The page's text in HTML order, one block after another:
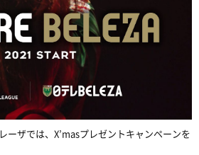
ーザでは、X’masプレゼントキャンペーンを